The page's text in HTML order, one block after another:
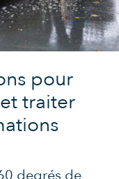
pour
traiter